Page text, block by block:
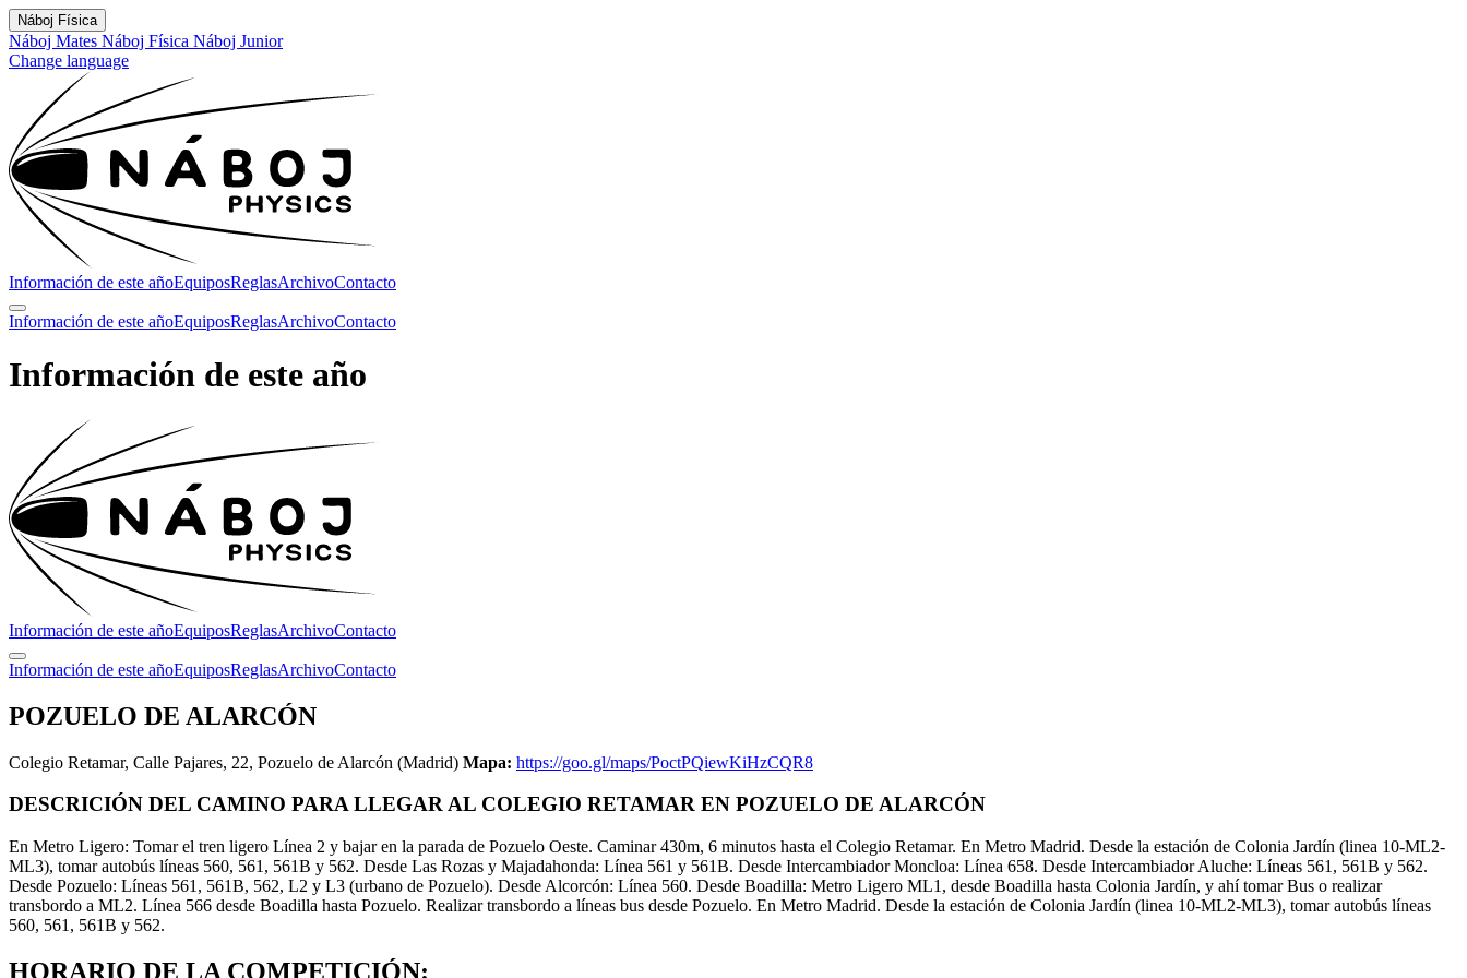
Náboj Física
Náboj Mates Náboj Física Náboj Junior
Change language
Información de este añoEquiposReglasArchivoContacto
Información de este añoEquiposReglasArchivoContacto
Información de este año
Información de este añoEquiposReglasArchivoContacto
Información de este añoEquiposReglasArchivoContacto
POZUELO DE ALARCÓN
Colegio Retamar, Calle Pajares, 22, Pozuelo de Alarcón (Madrid) Mapa: https://goo.gl/maps/PoctPQiewKiHzCQR8
DESCRICIÓN DEL CAMINO PARA LLEGAR AL COLEGIO RETAMAR EN POZUELO DE ALARCÓN
En Metro Ligero: Tomar el tren ligero Línea 2 y bajar en la parada de Pozuelo Oeste. Caminar 430m, 6 minutos hasta el Colegio Retamar. En Metro Madrid. Desde la estación de Colonia Jardín (linea 10-ML2-
ML3), tomar autobús líneas 560, 561, 561B y 562. Desde Las Rozas y Majadahonda: Línea 561 y 561B. Desde Intercambiador Moncloa: Línea 658. Desde Intercambiador Aluche: Líneas 561, 561B y 562.
Desde Pozuelo: Líneas 561, 561B, 562, L2 y L3 (urbano de Pozuelo). Desde Alcorcón: Línea 560. Desde Boadilla: Metro Ligero ML1, desde Boadilla hasta Colonia Jardín, y ahí tomar Bus o realizar
transbordo a ML2. Línea 566 desde Boadilla hasta Pozuelo. Realizar transbordo a líneas bus desde Pozuelo. En Metro Madrid. Desde la estación de Colonia Jardín (linea 10-ML2-ML3), tomar autobús líneas
560, 561, 561B y 562.
HORARIO DE LA COMPETICIÓN: